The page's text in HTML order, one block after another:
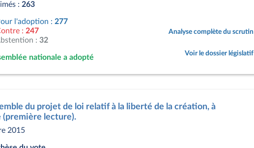
: 263
l'adoption : 277
: 247
: 32
nationale a adopté
Analyse complète du scrutin
Voir le dossier législatif
du projet de loi relatif à la liberté de la création, à
(première lecture).
2015